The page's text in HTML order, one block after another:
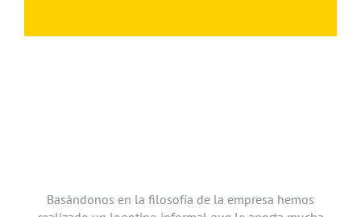
Basándonos en la filosofía de la empresa hemos